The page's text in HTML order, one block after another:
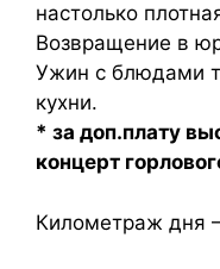
настолько
Возвращение в
Ужин с блюдами
кухни.
* за доп.плату
концерт
Километраж дня